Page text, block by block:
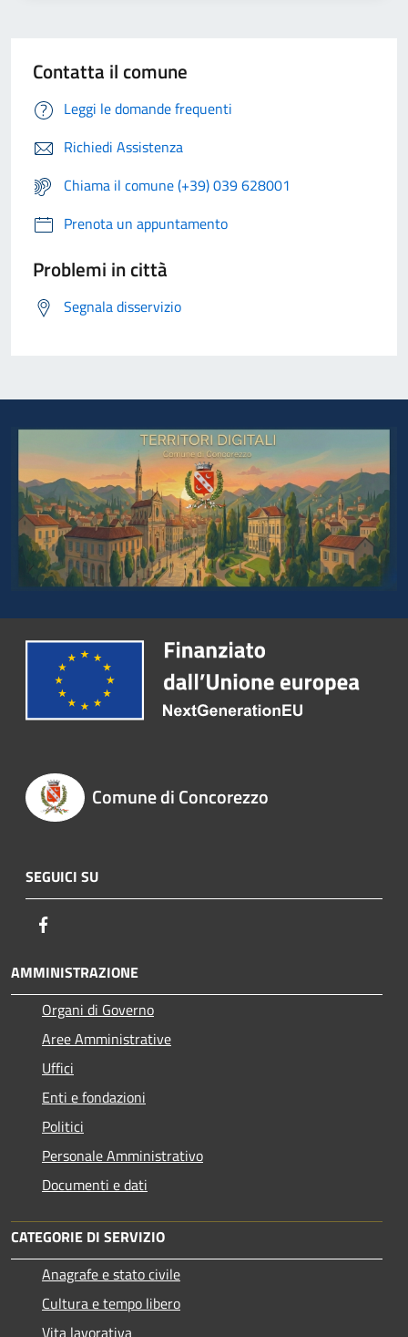
Contatta il comune
Leggi le domande frequenti
Richiedi Assistenza
Chiama il comune (+39) 039 628001
Prenota un appuntamento
Problemi in città
Segnala disservizio
Comune di Concorezzo
SEGUICI SU
AMMINISTRAZIONE
Organi di Governo
Aree Amministrative
Uffici
Enti e fondazioni
Politici
Personale Amministrativo
Documenti e dati
CATEGORIE DI SERVIZIO
Anagrafe e stato civile
Cultura e tempo libero